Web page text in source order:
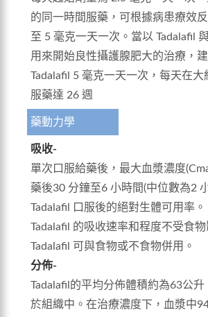
的同一時間服藥，可根據病患療效
至 5 毫克一天一次。當以 Tadalafil
用來開始良性攝護腺肥大的治療，
Tadalafil 5 毫克一天一次，每天在大
服藥達 26 週
藥動力學
吸收-
單次口服給藥後，最大血漿濃度
藥後30 分鐘至6 小時間(中位數為2
Tadalafil 口服後的絕對生體可用率。
Tadalafil 的吸收速率和程度不受食物
Tadalafil 可與食物或不食物併用。
分佈-
Tadalafil的平均分佈體積約為63公
於組織中。在治療濃度下，血漿中